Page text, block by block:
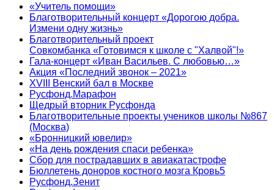
«Учитель помощи»
Благотворительный концерт «Дорогою добра.
Измени одну жизнь»
Благотворительный проект
Совкомбанка «Готовимся к школе с "Халвой"!»
Гала-концерт «Иван Васильев. С любовью…»
Акция «Последний звонок – 2021»
XVIII Венский бал в Москве
Русфонд.Марафон
Щедрый вторник Русфонда
Благотворительные проекты учеников школы №867
(Москва)
«Бронницкий ювелир»
«На день рождения спаси ребенка»
Сбор для пострадавших в авиакатастрофе
Бюллетень доноров костного мозга Кровь5
Русфонд.Зенит